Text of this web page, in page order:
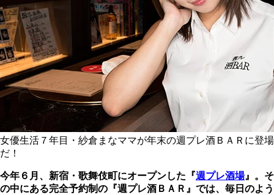
女優生活７年目・紗倉まなママが年末の週プレ酒ＢＡＲに登場
だ！
今年６月、新宿・歌舞伎町にオープンした『週プレ酒場』。そ
の中にある完全予約制の『週プレ酒ＢＡＲ』では、毎日のよう